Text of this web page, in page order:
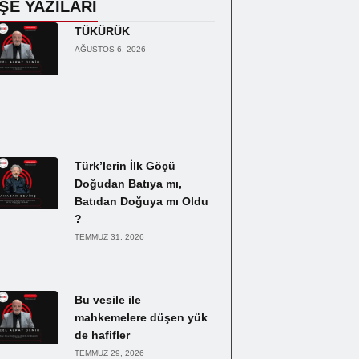
YAZILARI
TÜKÜRÜK
AĞUSTOS 6, 2026
Türk’lerin İlk Göçü
Doğudan Batıya mı,
Batıdan Doğuya mı Oldu
?
TEMMUZ 31, 2026
Bu vesile ile
mahkemelere düşen yük
de hafifler
TEMMUZ 29, 2026